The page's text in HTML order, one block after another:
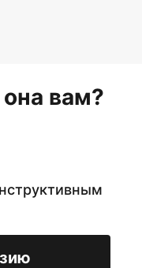
вам?